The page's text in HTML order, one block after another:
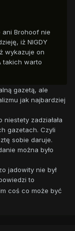
ani Brohoof nie
iż NIGDY
wykazuje on
takich warto
gazetą, ale
jak najbardziej
zadziałała
gazetach. Czyli
sobie daruje.
można było
jadowity nie był
to
coś co może być